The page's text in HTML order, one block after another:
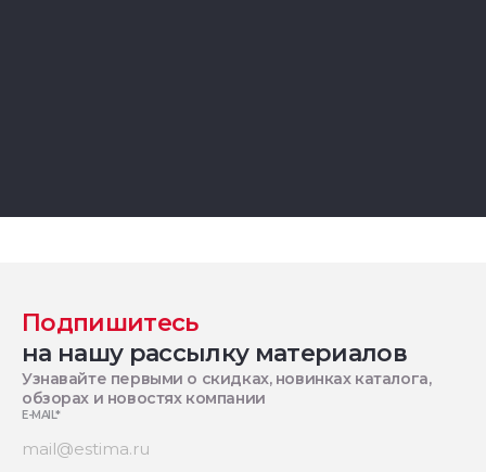
Подпишитесь
на нашу рассылку материалов
Узнавайте первыми о скидках, новинках каталога,
обзорах и новостях компании
E-MAIL*